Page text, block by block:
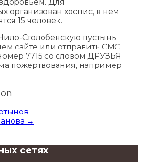
Для
организован хоспис, в нем
15 человек.
Столобенскую пустынь
сайте или отправить СМС
7715 со словом ДРУЗЬЯ
пожертвования, например
→
сетях